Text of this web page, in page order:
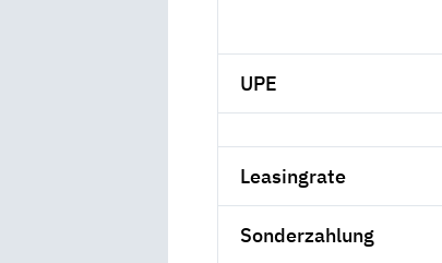
UPE
Leasingrate
Sonderzahlung